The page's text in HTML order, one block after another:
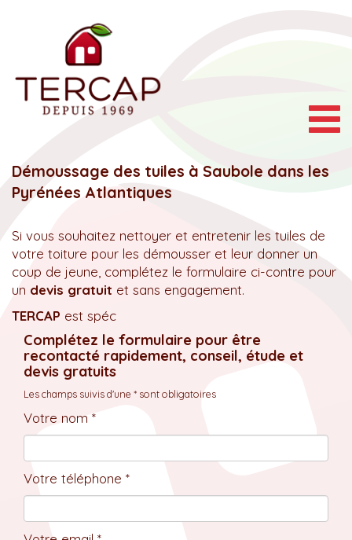
Démoussage des tuiles à Saubole dans les
Pyrénées Atlantiques
Si vous souhaitez nettoyer et entretenir les tuiles de
votre toiture pour les démousser et leur donner un
coup de jeune, complétez le formulaire ci-contre pour
un devis gratuit et sans engagement.
TERCAP est spéc
Complétez le formulaire pour être
recontacté rapidement, conseil, étude et
devis gratuits
Les champs suivis d'une * sont obligatoires
Votre nom *
Votre téléphone *